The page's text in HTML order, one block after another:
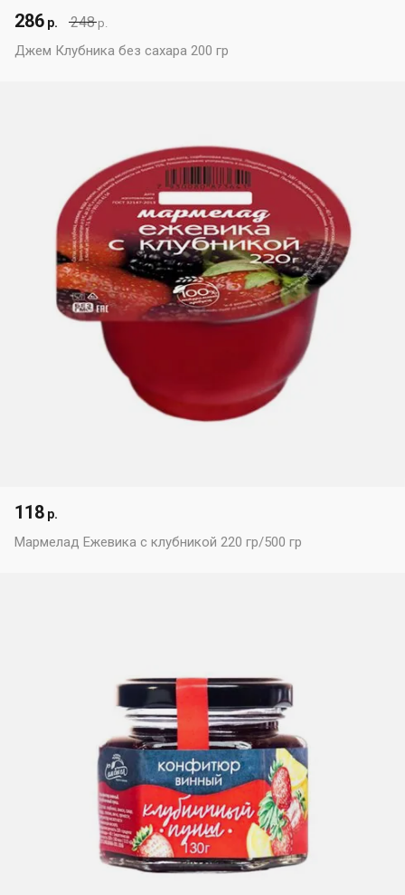
Джем Клубника без сахара 200 гр
248р.
286 р.
Мармелад Ежевика с клубникой 220 гр/500 гр
118 р.